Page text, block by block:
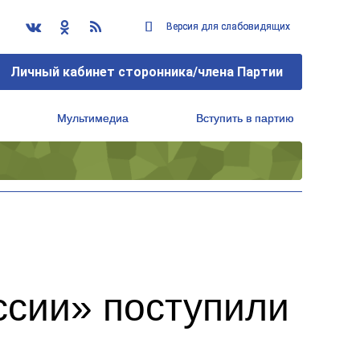
Версия для слабовидящих
Личный кабинет сторонника/члена Партии
Мультимедиа Вступить в партию
поступили
Версия для слабовидящих
Личный кабинет сторонника/члена Партии
Мультимедиа Вступить в партию